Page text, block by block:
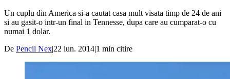
Un cuplu din America si-a cautat casa mult visata timp de 24 de ani
si au gasit-o intr-un final in Tennesse, dupa care au cumparat-o cu
numai 1 dolar.
De Pencil Nex|22 iun. 2014|1 min citire